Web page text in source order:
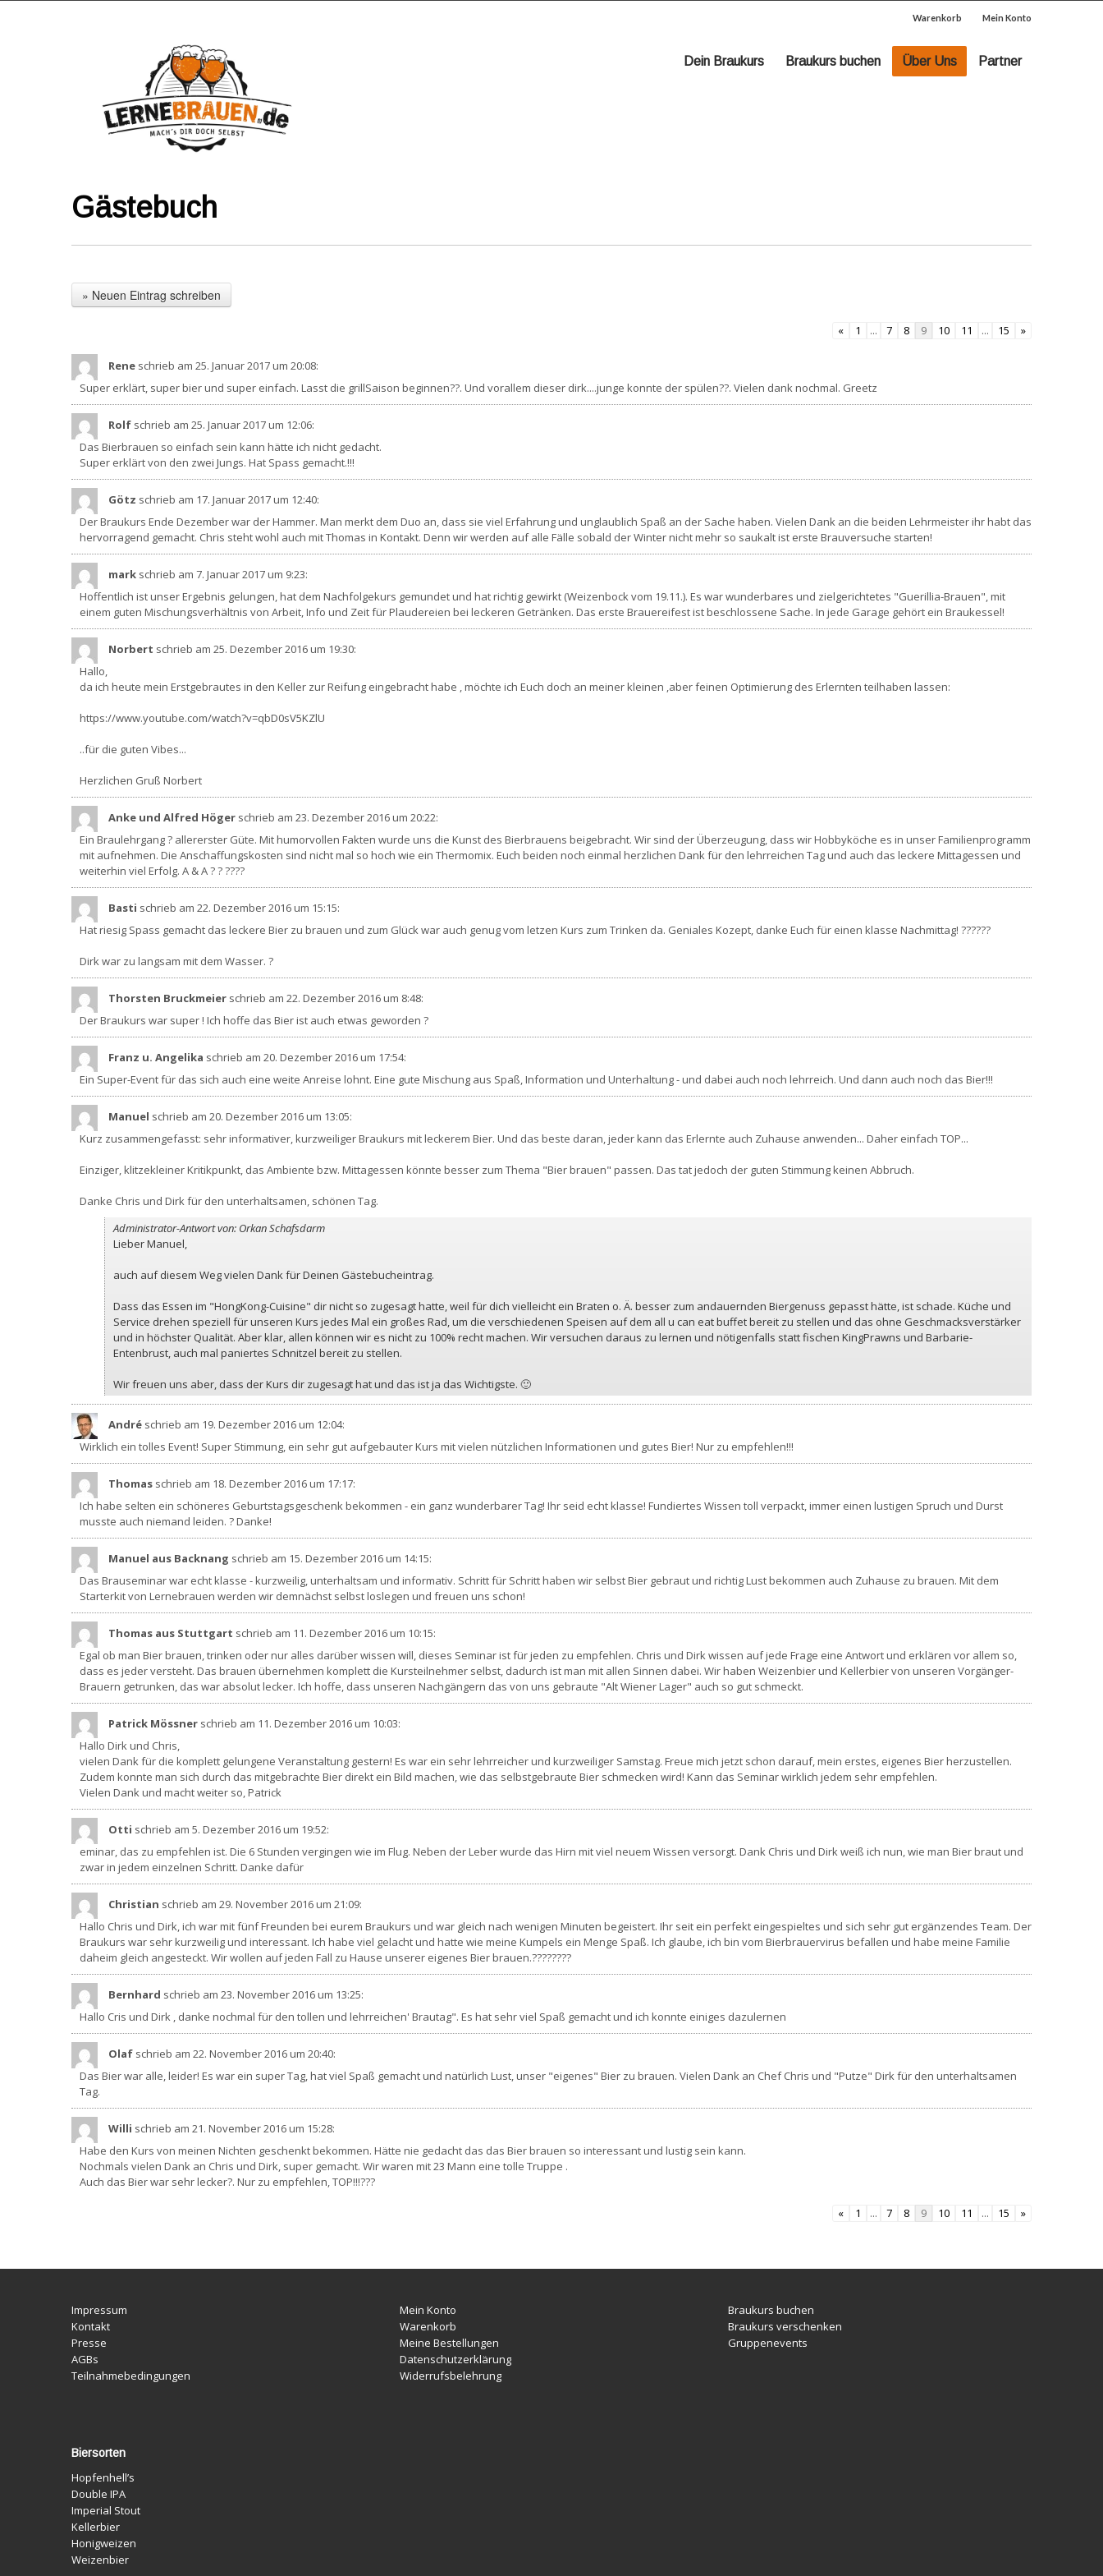
Warenkorb Mein Konto
Dein Braukurs Braukurs buchen Über Uns Partner
Gästebuch
« 1 ... 7 8 9 10 11 ... 15 »
Rene schrieb am 25. Januar 2017um 20:08:
Super erklärt, super bier und super einfach. Lasst die grillSaison beginnen??. Und vorallem dieser dirk....junge konnte der spülen??. Vielen dank nochmal. Greetz
Rolf schrieb am 25. Januar 2017um 12:06:
Das Bierbrauen so einfach sein kann hätte ich nicht gedacht.
Super erklärt von den zwei Jungs. Hat Spass gemacht.!!!
Götz schrieb am 17. Januar 2017um 12:40:
Der Braukurs Ende Dezember war der Hammer. Man merkt dem Duo an, dass sie viel Erfahrung und unglaublich Spaß an der Sache haben. Vielen Dank an die beiden Lehrmeister ihr habt das
hervorragend gemacht. Chris steht wohl auch mit Thomas in Kontakt. Denn wir werden auf alle Fälle sobald der Winter nicht mehr so saukalt ist erste Brauversuche starten!
mark schrieb am 7. Januar 2017um 9:23:
Hoffentlich ist unser Ergebnis gelungen, hat dem Nachfolgekurs gemundet und hat richtig gewirkt (Weizenbock vom 19.11.). Es war wunderbares und zielgerichtetes "Guerillia-Brauen", mit
einem guten Mischungsverhältnis von Arbeit, Info und Zeit für Plaudereien bei leckeren Getränken. Das erste Brauereifest ist beschlossene Sache. In jede Garage gehört ein Braukessel!
Norbert schrieb am 25. Dezember 2016um 19:30:
Hallo,
da ich heute mein Erstgebrautes in den Keller zur Reifung eingebracht habe , möchte ich Euch doch an meiner kleinen ,aber feinen Optimierung des Erlernten teilhaben lassen:
https://www.youtube.com/watch?v=qbD0sV5KZlU
..für die guten Vibes...
Herzlichen Gruß Norbert
Anke und Alfred Höger schrieb am 23. Dezember 2016um 20:22:
Ein Braulehrgang ? allererster Güte. Mit humorvollen Fakten wurde uns die Kunst des Bierbrauens beigebracht. Wir sind der Überzeugung, dass wir Hobbyköche es in unser Familienprogramm
mit aufnehmen. Die Anschaffungskosten sind nicht mal so hoch wie ein Thermomix. Euch beiden noch einmal herzlichen Dank für den lehrreichen Tag und auch das leckere Mittagessen und
weiterhin viel Erfolg. A & A ? ? ????
Basti schrieb am 22. Dezember 2016um 15:15:
Hat riesig Spass gemacht das leckere Bier zu brauen und zum Glück war auch genug vom letzen Kurs zum Trinken da. Geniales Kozept, danke Euch für einen klasse Nachmittag! ?????️?
Dirk war zu langsam mit dem Wasser. ?
Thorsten Bruckmeier schrieb am 22. Dezember 2016um 8:48:
Der Braukurs war super ! Ich hoffe das Bier ist auch etwas geworden ?
Franz u. Angelika schrieb am 20. Dezember 2016um 17:54:
Ein Super-Event für das sich auch eine weite Anreise lohnt. Eine gute Mischung aus Spaß, Information und Unterhaltung - und dabei auch noch lehrreich. Und dann auch noch das Bier!!!
Manuel schrieb am 20. Dezember 2016um 13:05:
Kurz zusammengefasst: sehr informativer, kurzweiliger Braukurs mit leckerem Bier. Und das beste daran, jeder kann das Erlernte auch Zuhause anwenden... Daher einfach TOP...
Einziger, klitzekleiner Kritikpunkt, das Ambiente bzw. Mittagessen könnte besser zum Thema "Bier brauen" passen. Das tat jedoch der guten Stimmung keinen Abbruch.
Danke Chris und Dirk für den unterhaltsamen, schönen Tag.
Administrator-Antwort von: Orkan Schafsdarm
Lieber Manuel,
auch auf diesem Weg vielen Dank für Deinen Gästebucheintrag.
Dass das Essen im "HongKong-Cuisine" dir nicht so zugesagt hatte, weil für dich vielleicht ein Braten o. Ä. besser zum andauernden Biergenuss gepasst hätte, ist schade. Küche und
Service drehen speziell für unseren Kurs jedes Mal ein großes Rad, um die verschiedenen Speisen auf dem all u can eat buffet bereit zu stellen und das ohne Geschmacksverstärker
und in höchster Qualität. Aber klar, allen können wir es nicht zu 100% recht machen. Wir versuchen daraus zu lernen und nötigenfalls statt fischen KingPrawns und Barbarie-
Entenbrust, auch mal paniertes Schnitzel bereit zu stellen.
Wir freuen uns aber, dass der Kurs dir zugesagt hat und das ist ja das Wichtigste. 🙂
André schrieb am 19. Dezember 2016um 12:04:
Wirklich ein tolles Event! Super Stimmung, ein sehr gut aufgebauter Kurs mit vielen nützlichen Informationen und gutes Bier! Nur zu empfehlen!!!
Thomas schrieb am 18. Dezember 2016um 17:17:
Ich habe selten ein schöneres Geburtstagsgeschenk bekommen - ein ganz wunderbarer Tag! Ihr seid echt klasse! Fundiertes Wissen toll verpackt, immer einen lustigen Spruch und Durst
musste auch niemand leiden. ? Danke!
Manuel aus Backnang schrieb am 15. Dezember 2016um 14:15:
Das Brauseminar war echt klasse - kurzweilig, unterhaltsam und informativ. Schritt für Schritt haben wir selbst Bier gebraut und richtig Lust bekommen auch Zuhause zu brauen. Mit dem
Starterkit von Lernebrauen werden wir demnächst selbst loslegen und freuen uns schon!
Thomas aus Stuttgart schrieb am 11. Dezember 2016um 10:15:
Egal ob man Bier brauen, trinken oder nur alles darüber wissen will, dieses Seminar ist für jeden zu empfehlen. Chris und Dirk wissen auf jede Frage eine Antwort und erklären vor allem so,
dass es jeder versteht. Das brauen übernehmen komplett die Kursteilnehmer selbst, dadurch ist man mit allen Sinnen dabei. Wir haben Weizenbier und Kellerbier von unseren Vorgänger-
Brauern getrunken, das war absolut lecker. Ich hoffe, dass unseren Nachgängern das von uns gebraute "Alt Wiener Lager" auch so gut schmeckt.
Patrick Mössner schrieb am 11. Dezember 2016um 10:03:
Hallo Dirk und Chris,
vielen Dank für die komplett gelungene Veranstaltung gestern! Es war ein sehr lehrreicher und kurzweiliger Samstag. Freue mich jetzt schon darauf, mein erstes, eigenes Bier herzustellen.
Zudem konnte man sich durch das mitgebrachte Bier direkt ein Bild machen, wie das selbstgebraute Bier schmecken wird! Kann das Seminar wirklich jedem sehr empfehlen.
Vielen Dank und macht weiter so, Patrick
Otti schrieb am 5. Dezember 2016um 19:52:
eminar, das zu empfehlen ist. Die 6 Stunden vergingen wie im Flug. Neben der Leber wurde das Hirn mit viel neuem Wissen versorgt. Dank Chris und Dirk weiß ich nun, wie man Bier braut und
zwar in jedem einzelnen Schritt. Danke dafür
Christian schrieb am 29. November 2016um 21:09:
Hallo Chris und Dirk, ich war mit fünf Freunden bei eurem Braukurs und war gleich nach wenigen Minuten begeistert. Ihr seit ein perfekt eingespieltes und sich sehr gut ergänzendes Team. Der
Braukurs war sehr kurzweilig und interessant. Ich habe viel gelacht und hatte wie meine Kumpels ein Menge Spaß. Ich glaube, ich bin vom Bierbrauervirus befallen und habe meine Familie
daheim gleich angesteckt. Wir wollen auf jeden Fall zu Hause unserer eigenes Bier brauen.????????
Bernhard schrieb am 23. November 2016um 13:25:
Hallo Cris und Dirk , danke nochmal für den tollen und lehrreichen' Brautag". Es hat sehr viel Spaß gemacht und ich konnte einiges dazulernen
Olaf schrieb am 22. November 2016um 20:40:
Das Bier war alle, leider! Es war ein super Tag, hat viel Spaß gemacht und natürlich Lust, unser "eigenes" Bier zu brauen. Vielen Dank an Chef Chris und "Putze" Dirk für den unterhaltsamen
Tag.
Willi schrieb am 21. November 2016um 15:28:
Habe den Kurs von meinen Nichten geschenkt bekommen. Hätte nie gedacht das das Bier brauen so interessant und lustig sein kann.
Nochmals vielen Dank an Chris und Dirk, super gemacht. Wir waren mit 23 Mann eine tolle Truppe .
Auch das Bier war sehr lecker?. Nur zu empfehlen, TOP!!!???
« 1 ... 7 8 9 10 11 ... 15 »
Impressum
Kontakt
Presse
AGBs
Teilnahmebedingungen
Mein Konto
Warenkorb
Meine Bestellungen
Datenschutzerklärung
Widerrufsbelehrung
Braukurs buchen
Braukurs verschenken
Gruppenevents
Biersorten
Hopfenhell’s
Double IPA
Imperial Stout
Kellerbier
Honigweizen
Weizenbier